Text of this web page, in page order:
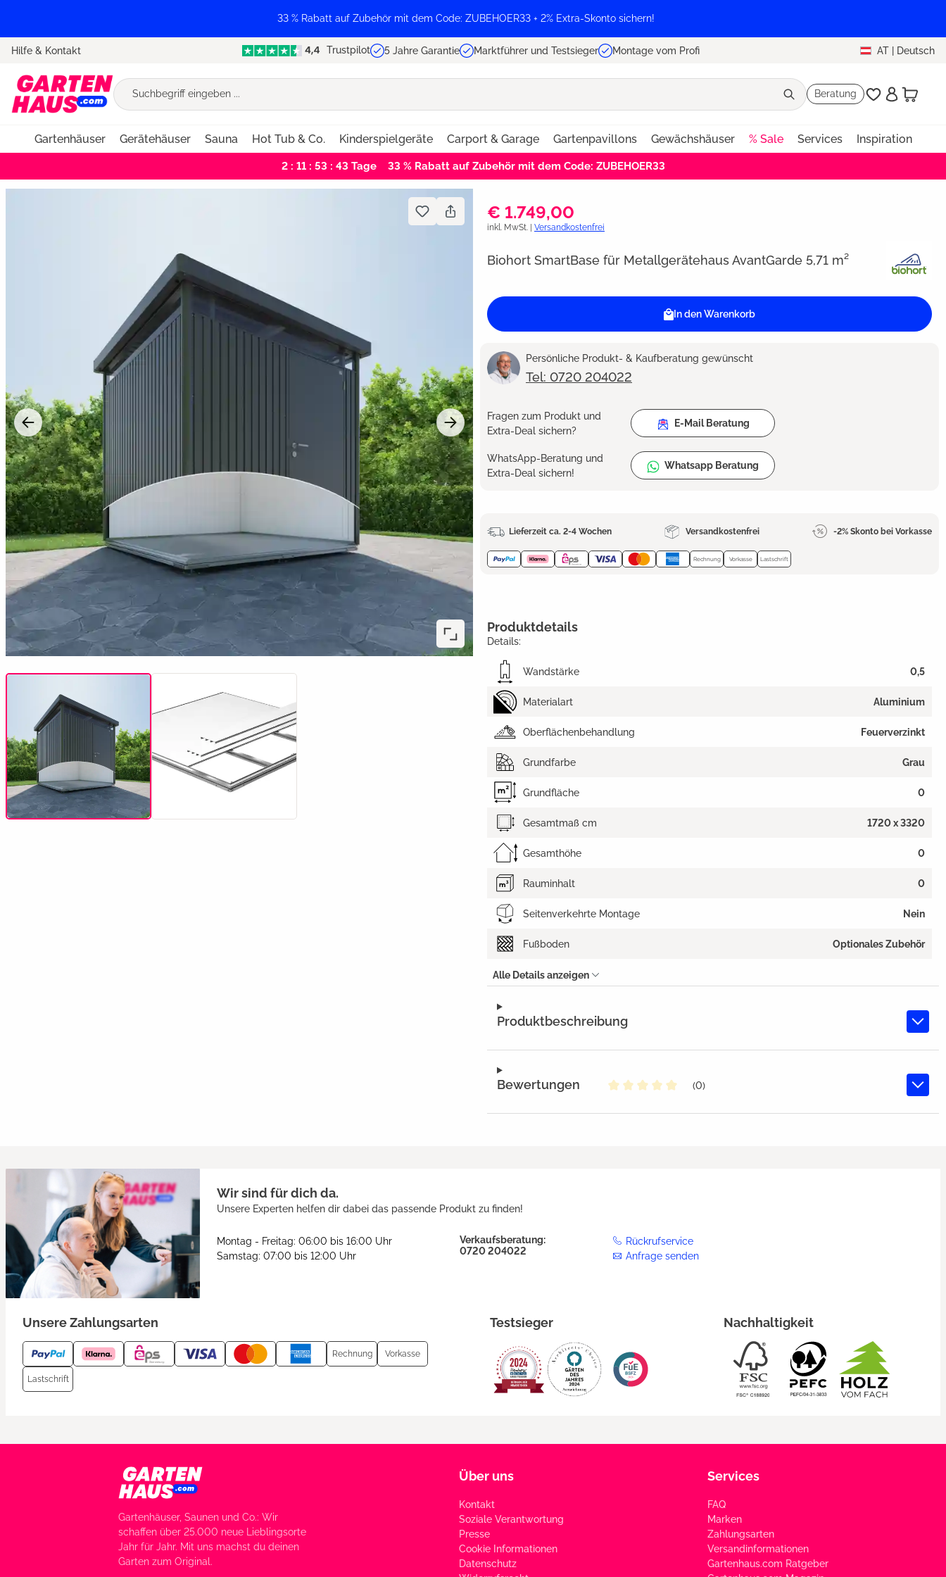
33 % Rabatt auf Zubehör mit dem Code: ZUBEHOER33 + 2% Extra-Skonto sichern!
Hilfe & Kontakt Trustpilot 5 Jahre Garantie Marktführer und Testsieger Montage vom Profi AT | Deutsch
Beratung
Gartenhäuser Gerätehäuser Sauna Hot Tub & Co. Kinderspielgeräte Carport & Garage Gartenpavillons Gewächshäuser % Sale Services Inspiration
2 : 11 : 53 : 43 Tage 33 % Rabatt auf Zubehör mit dem Code: ZUBEHOER33
€ 1.749,00
inkl. MwSt. | Versandkostenfrei
Biohort SmartBase für Metallgerätehaus AvantGarde 5,71 m²
In den Warenkorb
Persönliche Produkt- & Kaufberatung gewünscht
Tel: 0720 204022
Fragen zum Produkt und
Extra-Deal sichern?
E-Mail Beratung
WhatsApp-Beratung und
Extra-Deal sichern!
Whatsapp Beratung
Lieferzeit ca. 2-4 Wochen Versandkostenfrei -2% Skonto bei Vorkasse
Rechnung Vorkasse Lastschrift
Produktbeschreibung
Bewertungen
(0)
Produktdetails
Details:
Wandstärke 0,5
Materialart Aluminium
Oberflächenbehandlung Feuerverzinkt
Grundfarbe Grau
Grundfläche 0
Gesamtmaß cm 1720 x 3320
Gesamthöhe 0
Rauminhalt 0
Seitenverkehrte Montage Nein
Fußboden Optionales Zubehör
Alle Details anzeigen
Wir sind für dich da.
Unsere Experten helfen dir dabei das passende Produkt zu finden!
Montag - Freitag: 06:00 bis 16:00 Uhr
Samstag: 07:00 bis 12:00 Uhr
Verkaufsberatung:
0720 204022
Rückrufservice
Anfrage senden
Unsere Zahlungsarten
Rechnung Vorkasse
Lastschrift
Testsieger Nachhaltigkeit
Gartenhäuser, Saunen und Co.: Wir
schaffen über 25.000 neue Lieblingsorte
Jahr für Jahr. Mit uns machst du deinen
Garten zum Original.
Über uns
Kontakt
Soziale Verantwortung
Presse
Cookie Informationen
Datenschutz
Services
FAQ
Marken
Zahlungsarten
Versandinformationen
Gartenhaus.com Ratgeber